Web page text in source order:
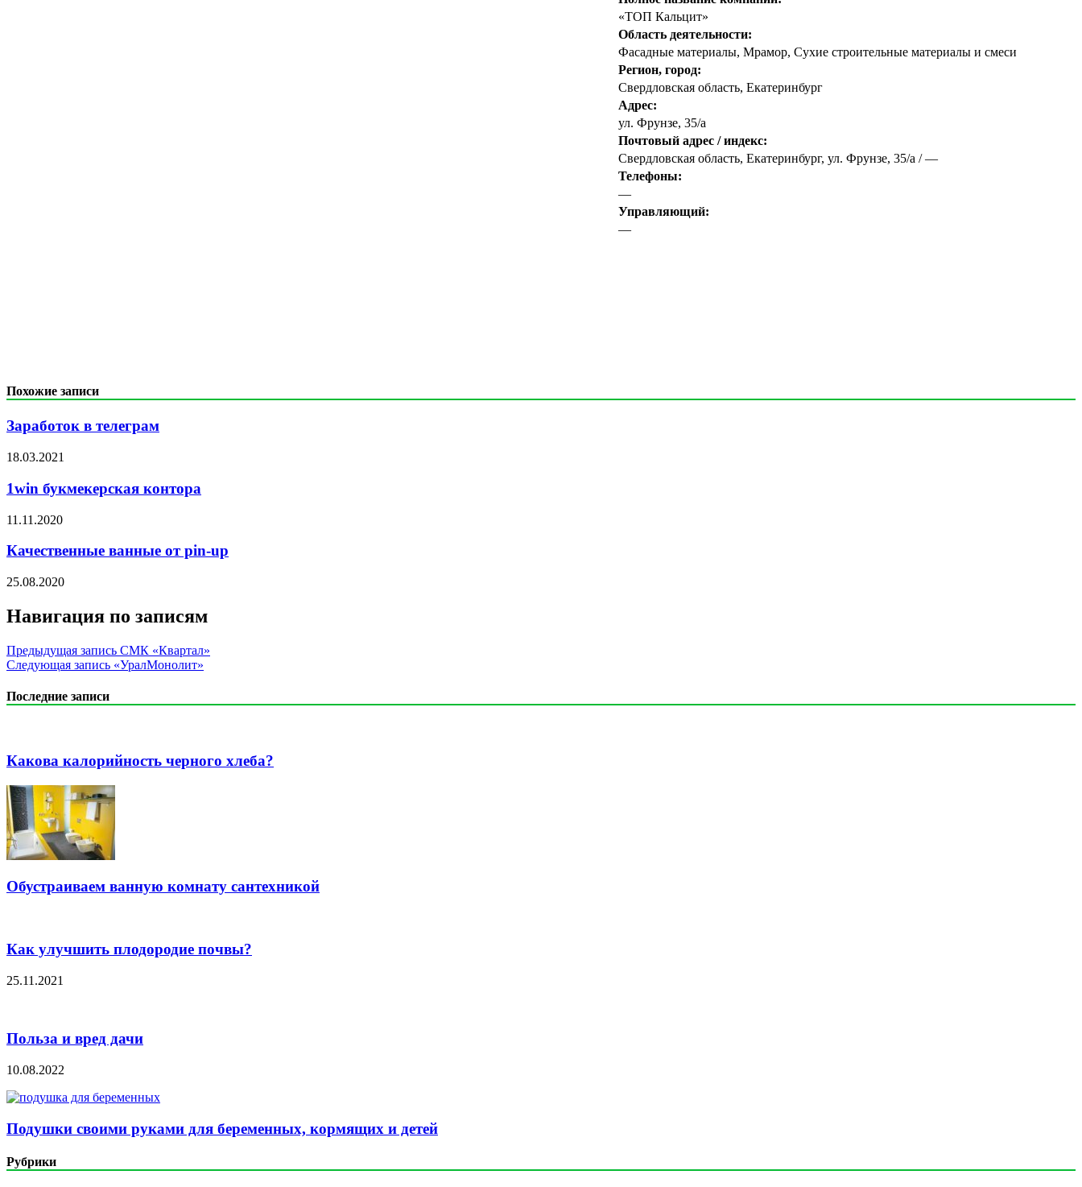
«ТОП Кальцит»
Область деятельности:
Фасадные материалы, Мрамор, Сухие строительные материалы и смеси
Регион, город:
Свердловская область, Екатеринбург
Адрес:
ул. Фрунзе, 35/а
Почтовый адрес / индекс:
Свердловская область, Екатеринбург, ул. Фрунзе, 35/а / —
Телефоны:
—
Управляющий:
—
Похожие записи
Заработок в телеграм
18.03.2021
1win букмекерская контора
11.11.2020
Качественные ванные от pin-up
25.08.2020
Навигация по записям
Предыдущая запись СМК «Квартал»
Следующая запись «УралМонолит»
Последние записи
Какова калорийность черного хлеба?
Обустраиваем ванную комнату сантехникой
Как улучшить плодородие почвы?
25.11.2021
Польза и вред дачи
10.08.2022
Подушки своими руками для беременных, кормящих и детей
Рубрики